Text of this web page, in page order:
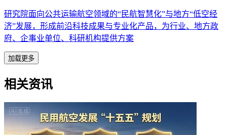
研究院面向公共运输航空领域的“民航智慧化”与地方“低空经
济”发展，形成前沿科技成果与专业化产品，为行业、地方政
府、企事业单位、科研机构提供方案
加载更多
相关资讯